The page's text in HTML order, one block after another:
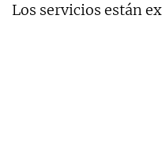
Los servicios están